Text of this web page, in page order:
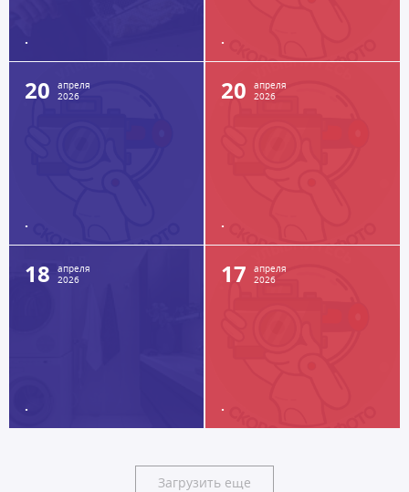
. .
20
апреля
2026
.
20
апреля
2026
.
18
апреля
2026
.
17
апреля
2026
.
Загрузить еще